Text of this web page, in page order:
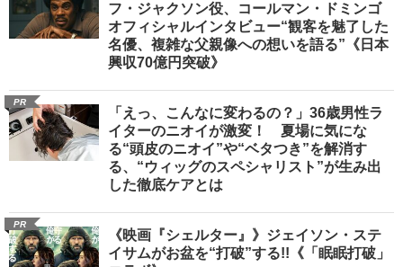
フ・ジャクソン役、コールマン・ドミンゴ
オフィシャルインタビュー“観客を魅了した
名優、複雑な父親像への想いを語る”《日本
興収70億円突破》
PR
「えっ、こんなに変わるの？」36歳男性ラ
イターのニオイが激変！ 夏場に気にな
る“頭皮のニオイ”や“ベタつき”を解消す
る、“ウィッグのスペシャリスト”が生み出
した徹底ケアとは
PR
《映画『シェルター』》ジェイソン・ステ
イサムがお盆を“打破”する!!《「眠眠打破」